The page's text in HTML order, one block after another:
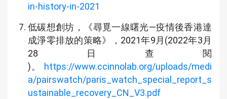
in-history-in-2021
低碳想創坊，《尋覓一線曙光—疫情後香港達
成淨零排放的策略》，2021年9月(2022年3月
28日查閱
)。
https://www.ccinnolab.org/uploads/medi
a/pairswatch/paris_watch_special_report_s
ustainable_recovery_CN_V3.pdf